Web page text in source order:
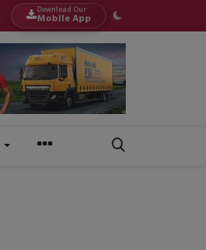
Download Our
Mobile App